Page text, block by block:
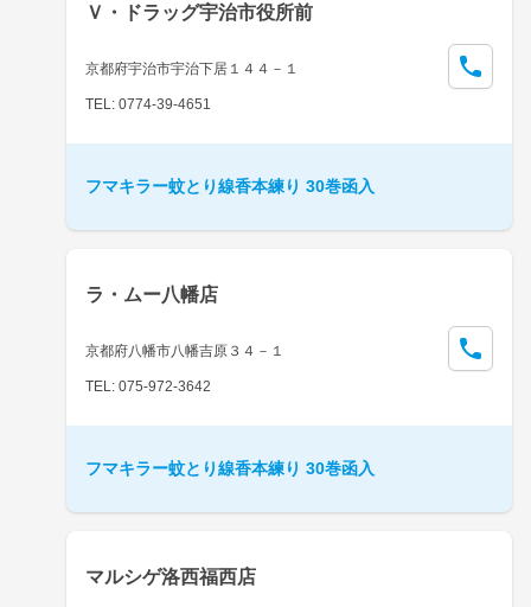
Ｖ・ドラッグ宇治市役所前
京都府宇治市宇治下居１４４－１
TEL: 0774-39-4651
フマキラー蚊とり線香本練り 30巻函入
ラ・ムー八幡店
京都府八幡市八幡吉原３４－１
TEL: 075-972-3642
フマキラー蚊とり線香本練り 30巻函入
マルシゲ洛西福西店